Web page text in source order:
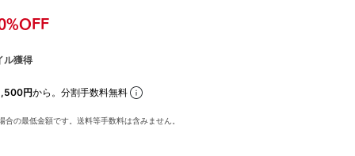
%OFF
ル獲得
円から。分割手数料無料
の最低金額です。送料等手数料は含みません。